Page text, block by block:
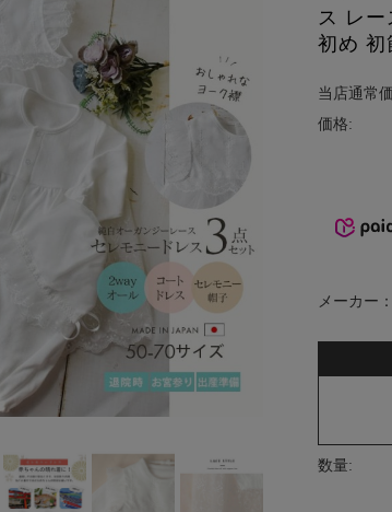
ス レ
初め 初
当店通常
価格:
メーカー：
数量: